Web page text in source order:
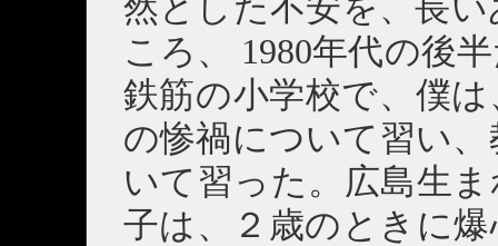
然とした不安を、長
ころ、 1980年代の後
鉄筋の小学校で、僕
の惨禍について習い
いて習った。広島生
子は、２歳のときに